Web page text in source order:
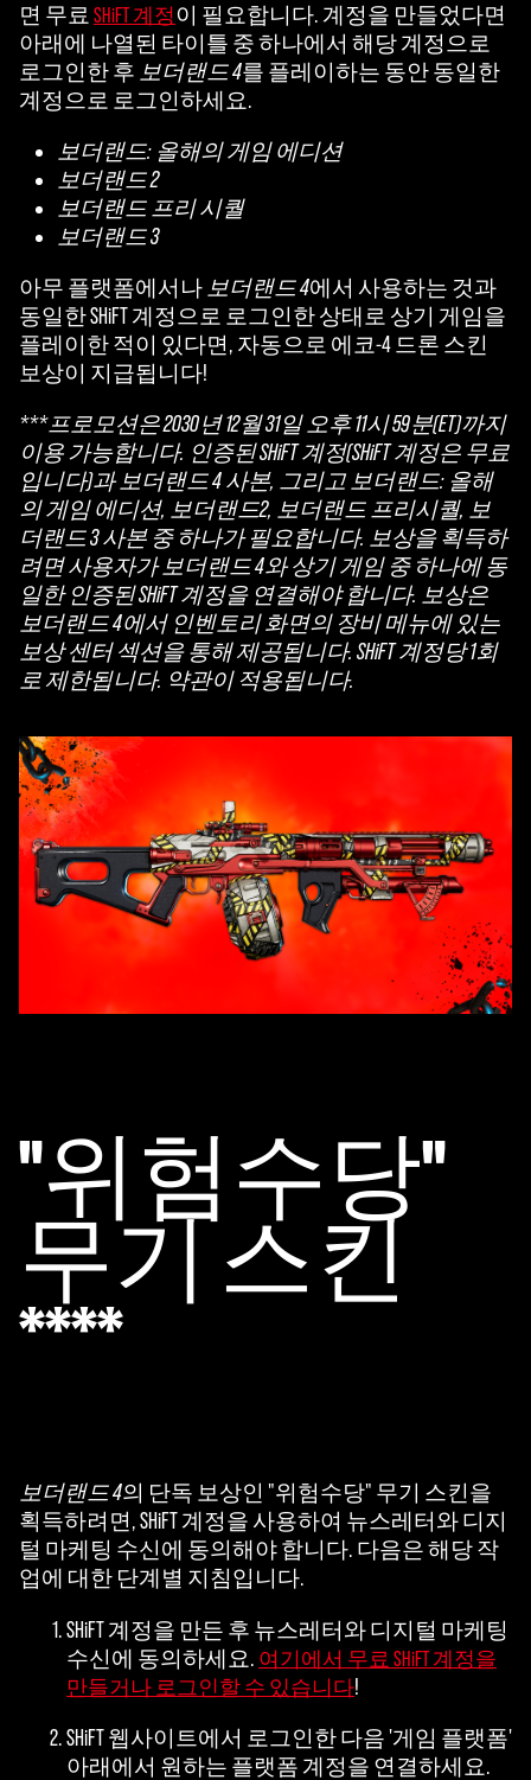
면 무료 SHiFT 계정이 필요합니다. 계정을 만들었다면
아래에 나열된 타이틀 중 하나에서 해당 계정으로
로그인한 후 보더랜드 4를 플레이하는 동안 동일한
계정으로 로그인하세요.
보더랜드: 올해의 게임 에디션
보더랜드 2
보더랜드 프리 시퀄
보더랜드 3
아무 플랫폼에서나 보더랜드 4에서 사용하는 것과
동일한 SHiFT 계정으로 로그인한 상태로 상기 게임을
플레이한 적이 있다면, 자동으로 에코-4 드론 스킨
보상이 지급됩니다!
***프로모션은 2030년 12월 31일 오후 11시 59분(ET)까지
이용 가능합니다. 인증된 SHiFT 계정(SHiFT 계정은 무료
입니다)과 보더랜드 4 사본, 그리고 보더랜드: 올해
의 게임 에디션, 보더랜드2, 보더랜드 프리시퀄, 보
더랜드 3 사본 중 하나가 필요합니다. 보상을 획득하
려면 사용자가 보더랜드 4와 상기 게임 중 하나에 동
일한 인증된 SHiFT 계정을 연결해야 합니다. 보상은
보더랜드 4에서 인벤토리 화면의 장비 메뉴에 있는
보상 센터 섹션을 통해 제공됩니다. SHiFT 계정당 1회
로 제한됩니다. 약관이 적용됩니다.
"위험수당"
무기 스킨
****
보더랜드 4의 단독 보상인 "위험수당" 무기 스킨을
획득하려면, SHiFT 계정을 사용하여 뉴스레터와 디지
털 마케팅 수신에 동의해야 합니다. 다음은 해당 작
업에 대한 단계별 지침입니다.
SHiFT 계정을 만든 후 뉴스레터와 디지털 마케팅
수신에 동의하세요. 여기에서 무료 SHiFT 계정을
만들거나 로그인할 수 있습니다!
SHiFT 웹사이트에서 로그인한 다음 '게임 플랫폼'
아래에서 원하는 플랫폼 계정을 연결하세요.